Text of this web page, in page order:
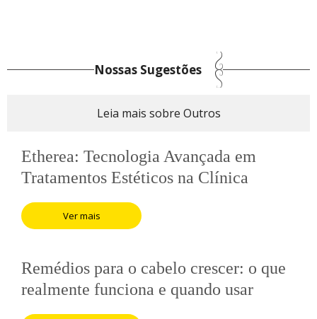
Nossas Sugestões
Leia mais sobre Outros
Etherea: Tecnologia Avançada em
Tratamentos Estéticos na Clínica
Leilane Catricala
Ver mais
Remédios para o cabelo crescer: o que
realmente funciona e quando usar